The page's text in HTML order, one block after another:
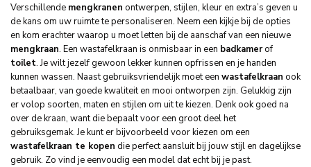
Verschillende mengkranen ontwerpen, stijlen, kleur en extra’s geven u
de kans om uw ruimte te personaliseren. Neem een kijkje bij de opties
en kom erachter waarop u moet letten bij de aanschaf van een nieuwe
mengkraan. Een wastafelkraan is onmisbaar in een badkamerof
toilet. Je wilt jezelf gewoon lekker kunnen opfrissen en je handen
kunnen wassen. Naast gebruiksvriendelijk moet een wastafelkraan ook
betaalbaar, van goede kwaliteit en mooi ontworpen zijn. Gelukkig zijn
er volop soorten, maten en stijlen om uit te kiezen. Denk ook goed na
over de kraan, want die bepaalt voor een groot deel het
gebruiksgemak. Je kunt er bijvoorbeeld voor kiezen om een
wastafelkraan te kopen die perfect aansluit bij jouw stijl en dagelijkse
gebruik. Zo vind je eenvoudig een model dat echt bij je past.